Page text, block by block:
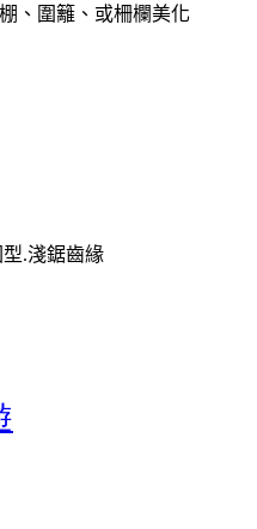
、圍籬、或柵欄美化
.淺鋸齒緣